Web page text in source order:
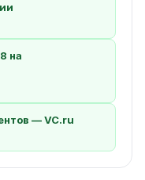
на
— VC.ru